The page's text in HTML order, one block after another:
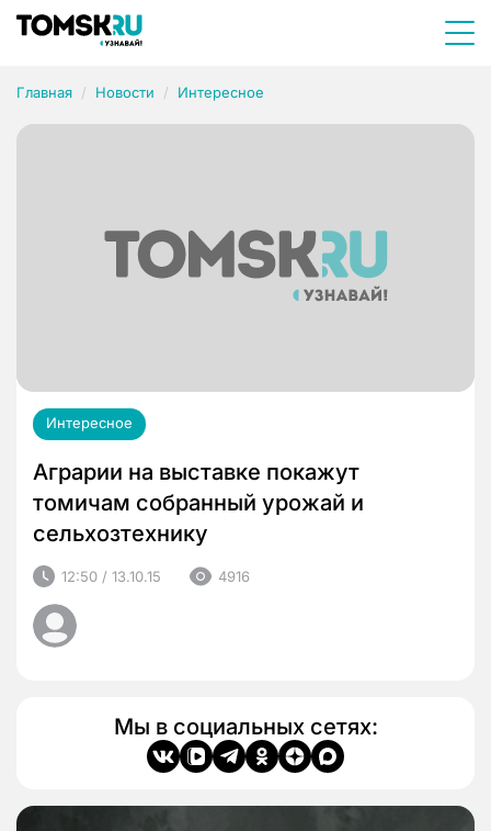
Главная Новости Интересное
Интересное
Аграрии на выставке покажут
томичам собранный урожай и
сельхозтехнику
12:50 / 13.10.15 4916
Мы в социальных сетях: